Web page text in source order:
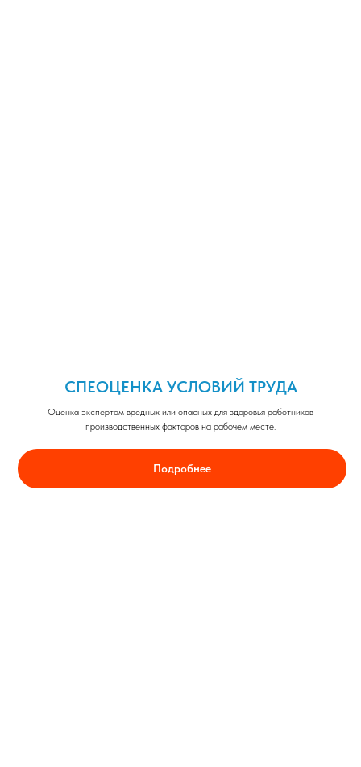
СПЕОЦЕНКА УСЛОВИЙ ТРУДА
Оценка экспертом вредных или опасных для здоровья работников
производственных факторов на рабочем месте.
Подробнее